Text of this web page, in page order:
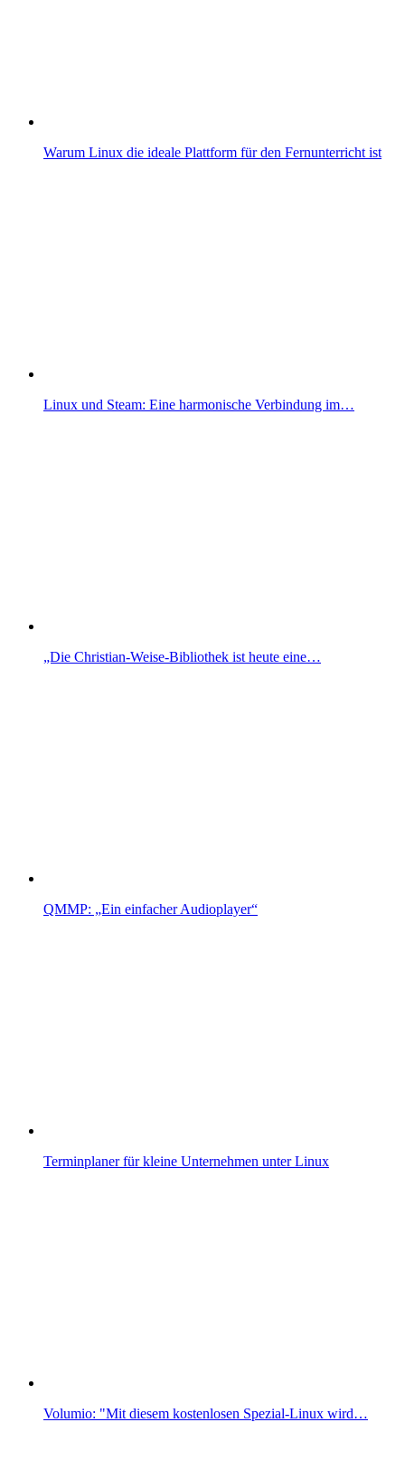
Warum Linux die ideale Plattform für den Fernunterricht ist
Linux und Steam: Eine harmonische Verbindung im…
„Die Christian-Weise-Bibliothek ist heute eine…
QMMP: „Ein einfacher Audioplayer“
Terminplaner für kleine Unternehmen unter Linux
Volumio: "Mit diesem kostenlosen Spezial-Linux wird…